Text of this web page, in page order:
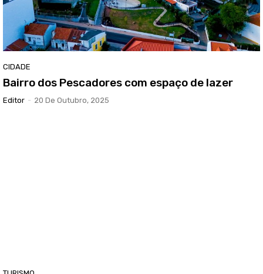
CIDADE
Bairro dos Pescadores com espaço de lazer
Editor - 20 De Outubro, 2025